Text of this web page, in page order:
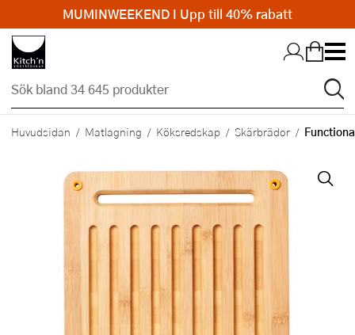
Hopp till huvudinnehållet
Huvudsidan Matlagning Köksredskap Skärbrädor
MUMINWEEKEND I Upp till 40% rabatt